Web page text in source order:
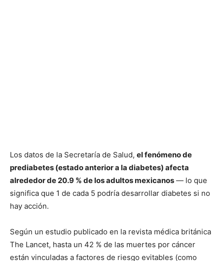
Los datos de la Secretaría de Salud, el fenómeno de
prediabetes (estado anterior a la diabetes) afecta
alrededor de 20.9 % de los adultos mexicanos — lo que
significa que 1 de cada 5 podría desarrollar diabetes si no
hay acción.
Según un estudio publicado en la revista médica británica
The Lancet, hasta un 42 % de las muertes por cáncer
están vinculadas a factores de riesgo evitables (como